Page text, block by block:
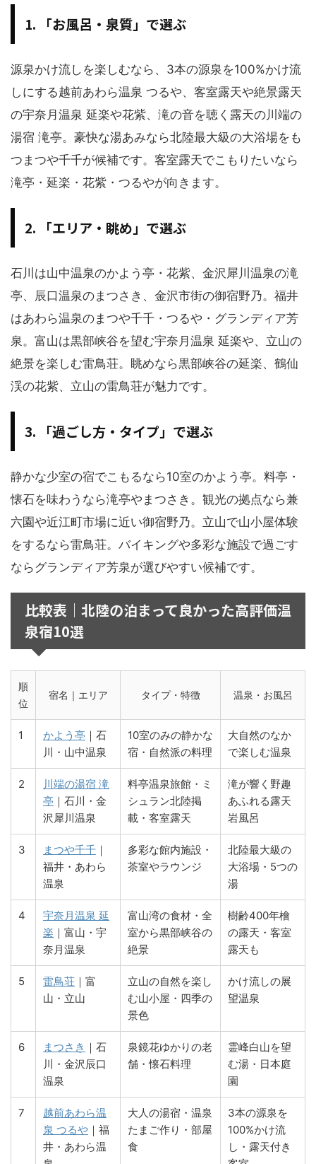
1. 「お風呂・泉質」で選ぶ
源泉かけ流しを楽しむなら、3本の源泉を100%かけ流
しにする越前あわら温泉 つるや、客室露天や絶景露天
の宇奈月温泉 延楽や花紫、滝の音を聴く露天の川端の
湯宿 滝亭。豪快な湯あみなら北陸最大級の大浴場をも
つまつや千千が候補です。客室露天でこもりたいなら
滝亭・延楽・花紫・つるやが向きます。
2. 「エリア・眺め」で選ぶ
石川は山中温泉のかよう亭・花紫、金沢犀川温泉の滝
亭、辰口温泉のまつさき、金沢市街の御宿野乃。福井
はあわら温泉のまつや千千・つるや・グランディア芳
泉。富山は黒部峡谷を望む宇奈月温泉 延楽や、立山の
絶景を楽しむ雷鳥荘。眺めなら黒部峡谷の延楽、鶴仙
渓の花紫、立山の雷鳥荘が魅力です。
3. 「過ごし方・タイプ」で選ぶ
静かな少室の宿でこもるなら10室のかよう亭。料亭・
懐石を味わうなら滝亭やまつさき。観光の拠点なら兼
六園や近江町市場に近い御宿野乃。立山で山小屋体験
をするなら雷鳥荘。バイキングや多彩な施設で過ごす
ならグランディア芳泉が選びやすい候補です。
比較表｜北陸の泊まって良かった高評価温
泉宿10選
順
位
宿名｜エリア タイプ・特徴 温泉・お風呂
1 かよう亭 ｜石
川・山中温泉
10室のみの静かな
宿・自然派の料理
大自然のなか
で楽しむ温泉
2
川端の湯宿 滝
亭 ｜石川・金
沢犀川温泉
料亭温泉旅館・ミ
シュラン北陸掲
載・客室露天
滝が響く野趣
あふれる露天
岩風呂
3 まつや千千 ｜
福井・あわら
温泉
多彩な館内施設・
茶室やラウンジ
北陸最大級の
大浴場・5つの
湯
4
宇奈月温泉 延
楽 ｜富山・宇
奈月温泉
富山湾の食材・全
室から黒部峡谷の
絶景
樹齢400年檜
の露天・客室
露天も
5 雷鳥荘 ｜富
山・立山
立山の自然を楽し
む山小屋・四季の
景色
かけ流しの展
望温泉
6 まつさき ｜石
川・金沢辰口
温泉
泉鏡花ゆかりの老
舗・懐石料理
霊峰白山を望
む湯・日本庭
園
7
越前あわら温
泉 つるや ｜福
井・あわら温
大人の湯宿・温泉
たまご作り・部屋
食
3本の源泉を
100%かけ流
し・露天付き